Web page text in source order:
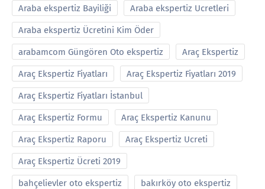
Araba ekspertiz Bayiliği Araba ekspertiz Ucretleri
Araba ekspertiz Ücretini Kim Öder
arabamcom Güngören Oto ekspertiz Araç Ekspertiz
Araç Ekspertiz Fiyatları Araç Ekspertiz Fiyatları 2019
Araç Ekspertiz Fiyatları İstanbul
Araç Ekspertiz Formu Araç Ekspertiz Kanunu
Araç Ekspertiz Raporu Araç Ekspertiz Ucreti
Araç Ekspertiz Ücreti 2019
bahçelievler oto ekspertiz bakırköy oto ekspertiz